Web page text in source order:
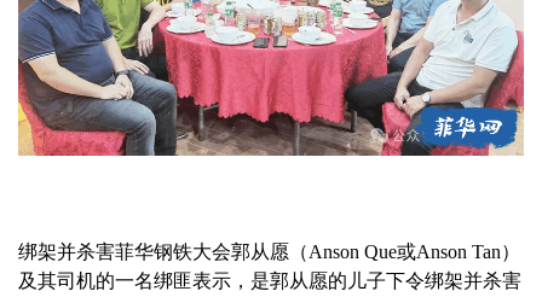
绑架并杀害菲华钢铁大会郭从愿（Anson Que或Anson Tan）
及其司机的一名绑匪表示，是郭从愿的儿子下令绑架并杀害